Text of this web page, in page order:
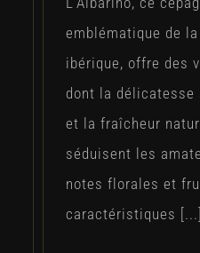
emblématique de
ibérique, offre des
dont la délicatesse
et la fraîcheur
séduisent les
notes florales et
caractéristiques [...]